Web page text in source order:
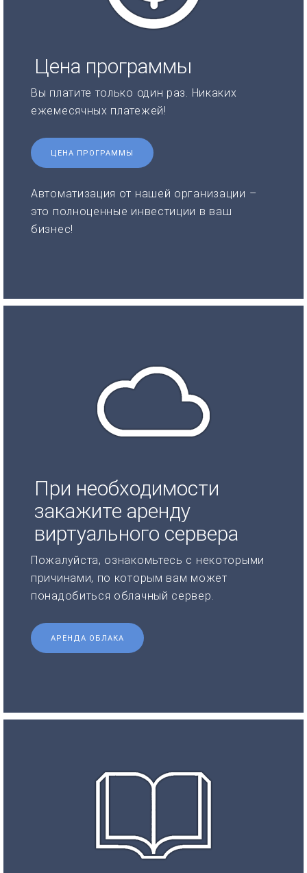
Цена программы
Вы платите только один раз. Никаких
ежемесячных платежей!
ЦЕНА ПРОГРАММЫ
Автоматизация от нашей организации –
это полноценные инвестиции в ваш
бизнес!
При необходимости
закажите аренду
виртуального сервера
Пожалуйста, ознакомьтесь с некоторыми
причинами, по которым вам может
понадобиться облачный сервер.
АРЕНДА ОБЛАКА